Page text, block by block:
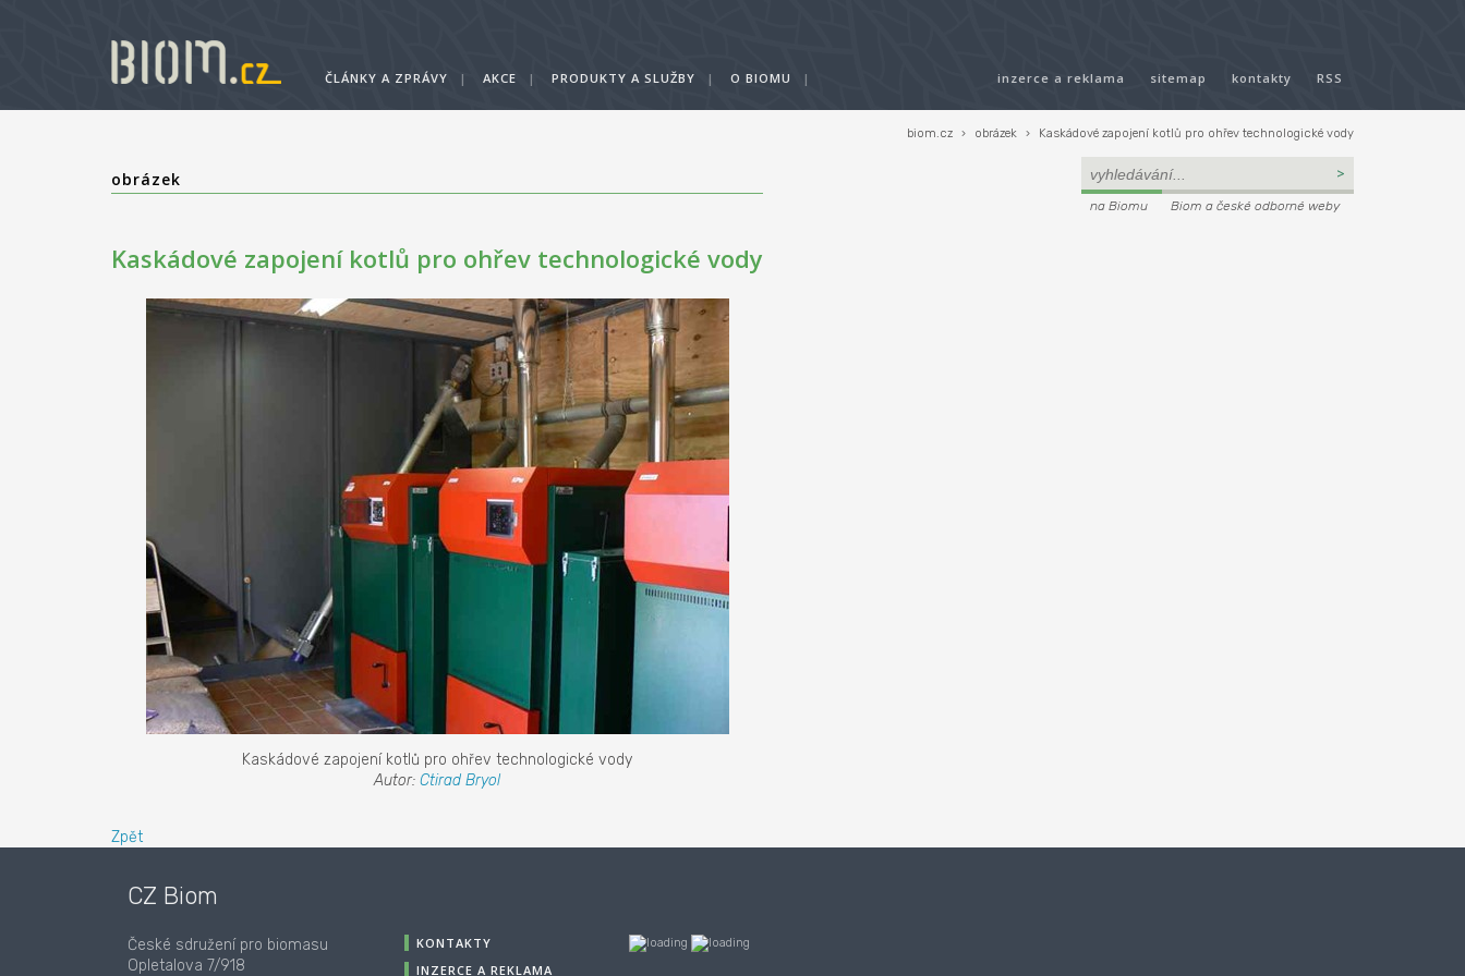
inzerce a reklama sitemap kontakty RSS
ČLÁNKY A ZPRÁVY | AKCE | PRODUKTY A SLUŽBY | O BIOMU |
biom.cz › obrázek › Kaskádové zapojení kotlů pro ohřev technologické vody
obrázek
Kaskádové zapojení kotlů pro ohřev technologické vody
Kaskádové zapojení kotlů pro ohřev technologické vody
Autor: Ctirad Bryol
Zpět
na Biomu Biom a české odborné weby
CZ Biom
České sdružení pro biomasu
Opletalova 7/918
KONTAKTY
INZERCE A REKLAMA